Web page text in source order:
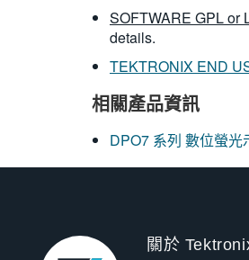
SOFTWARE GPL or
details.
TEKTRONIX END
相關產品資訊
DPO7 系列 數位螢光
關於